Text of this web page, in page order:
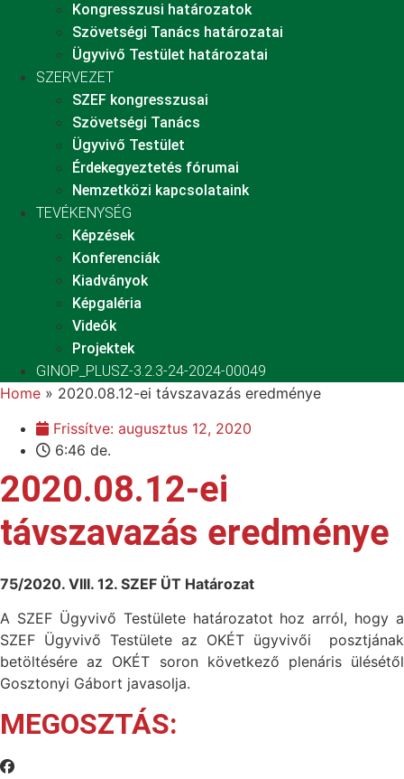
Kongresszusi határozatok
Szövetségi Tanács határozatai
Ügyvivő Testület határozatai
SZERVEZET
SZEF kongresszusai
Szövetségi Tanács
Ügyvivő Testület
Érdekegyeztetés fórumai
Nemzetközi kapcsolataink
TEVÉKENYSÉG
Képzések
Konferenciák
Kiadványok
Képgaléria
Videók
Projektek
GINOP_PLUSZ-3.2.3-24-2024-00049
Home » 2020.08.12-ei távszavazás eredménye
Frissítve: augusztus 12, 2020
6:46 de.
2020.08.12-ei
távszavazás eredménye
75/2020. VIII. 12. SZEF ÜT Határozat
A SZEF Ügyvivő Testülete határozatot hoz arról, hogy a
SZEF Ügyvivő Testülete az OKÉT ügyvivői posztjának
betöltésére az OKÉT soron következő plenáris ülésétől
Gosztonyi Gábort javasolja.
MEGOSZTÁS: